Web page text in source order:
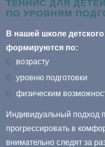
ТЕННИС ДЛЯ
ПО УРОВНЯМ
В нашей школе
формируются по:
возрасту
уровню подготовки
физическим
Индивидуальный подход
прогрессировать в
внимательно следят за